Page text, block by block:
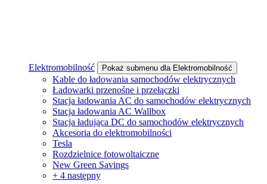
Elektromobilność Pokaż submenu dla Elektromobilność
Kable do ładowania samochodów elektrycznych
Ładowarki przenośne i przełączki
Stacja ładowania AC do samochodów elektrycznych
Stacja ładowania AC Wallbox
Stacja ładująca DC do samochodów elektrycznych
Akcesoria do elektromobilności
Tesla
Rozdzielnice fotowoltaiczne
New Green Savings
+ 4 następny